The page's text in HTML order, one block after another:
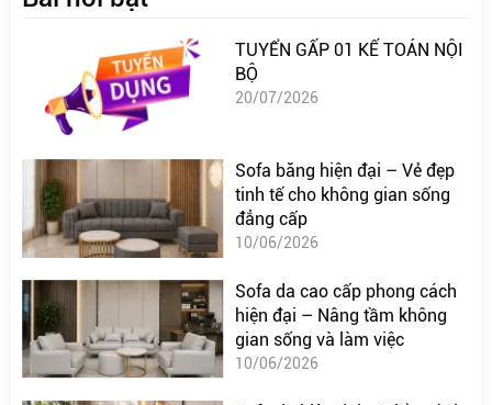
TUYỂN GẤP 01 KẾ TOÁN NỘI
BỘ
20/07/2026
Sofa băng hiện đại – Vẻ đẹp
tinh tế cho không gian sống
đẳng cấp
10/06/2026
Sofa da cao cấp phong cách
hiện đại – Nâng tầm không
gian sống và làm việc
10/06/2026